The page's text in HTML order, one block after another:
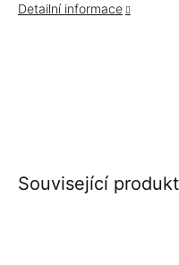
Detailní informace
Související